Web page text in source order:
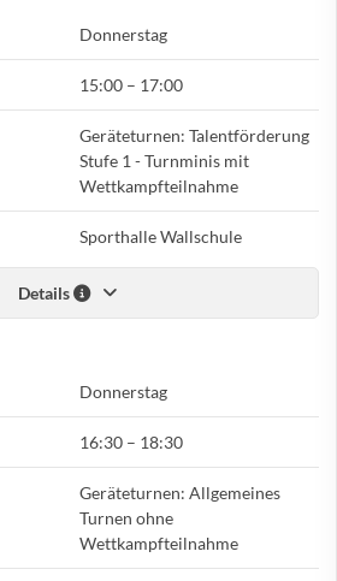
Donnerstag
15:00 – 17:00
Geräteturnen: Talentförderung
Stufe 1 - Turnminis mit
Wettkampfteilnahme
Sporthalle Wallschule
Details
Donnerstag
16:30 – 18:30
Geräteturnen: Allgemeines
Turnen ohne
Wettkampfteilnahme